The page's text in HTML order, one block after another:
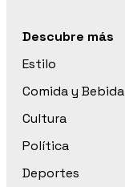
Descubre más
Estilo
Comida y Bebida
Cultura
Política
Deportes